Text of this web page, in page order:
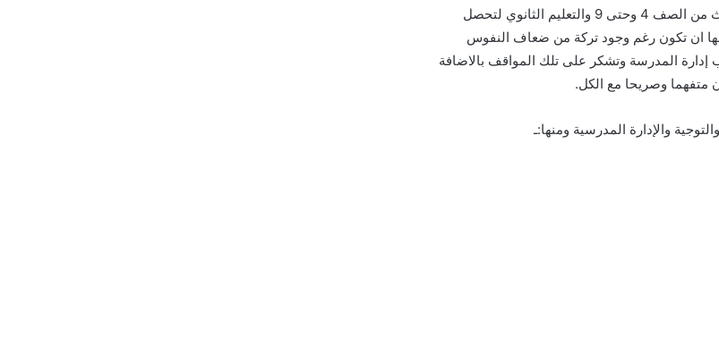
حينه ادراج اسم مدرسة الشعلة ضمن المنح المدرسية للتعليم الاساسي اناث من الصف 4 وحتى 9 والتعليم الثانوي لتحصل
كما ينبغي لها ان تكون رغم وجود تركة من ضعاف النفوس
المدرسة وتشكر على تلك المواقف بالاضافة
متفهما وصريحا مع الكل.
والإدارة المدرسية ومنها:ـ